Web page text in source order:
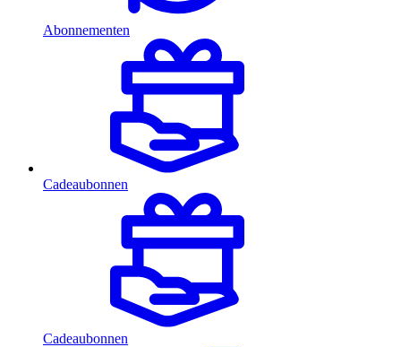
Abonnementen
Cadeaubonnen
Cadeaubonnen